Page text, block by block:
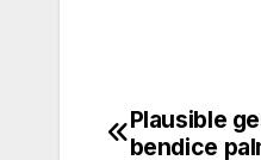
Plausible
bendice